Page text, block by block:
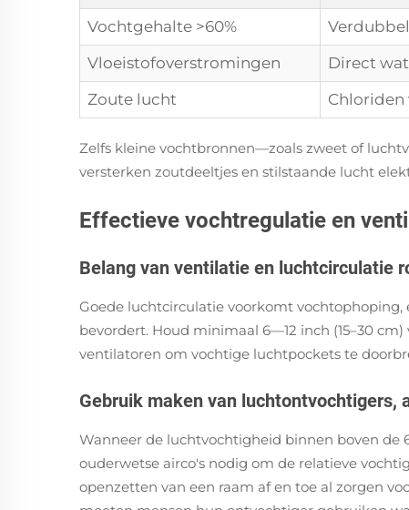
Vochtgehalte >60%
Vloeistofoverstromingen
Direct
Zoute lucht
Chloriden
Zelfs kleine vochtbronnen—zoals zweet of
versterken zoutdeeltjes en stilstaande lucht
Effectieve vochtregulatie en
Belang van ventilatie en luchtcirculatie
Goede luchtcirculatie voorkomt
bevordert. Houd minimaal 6—12 inch (15–30
ventilatoren om vochtige luchtpockets te
Gebruik maken van
Wanneer de luchtvochtigheid binnen boven de
ouderwetse airco's nodig om de relatieve
openzetten van een raam af en toe al zorgen